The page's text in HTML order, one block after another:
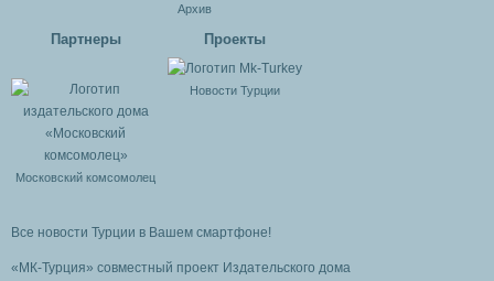
Архив
Партнеры
Московский комсомолец
Проекты
Новости Турции
Все новости Турции в Вашем смартфоне!
«МК-Турция» совместный проект Издательского дома